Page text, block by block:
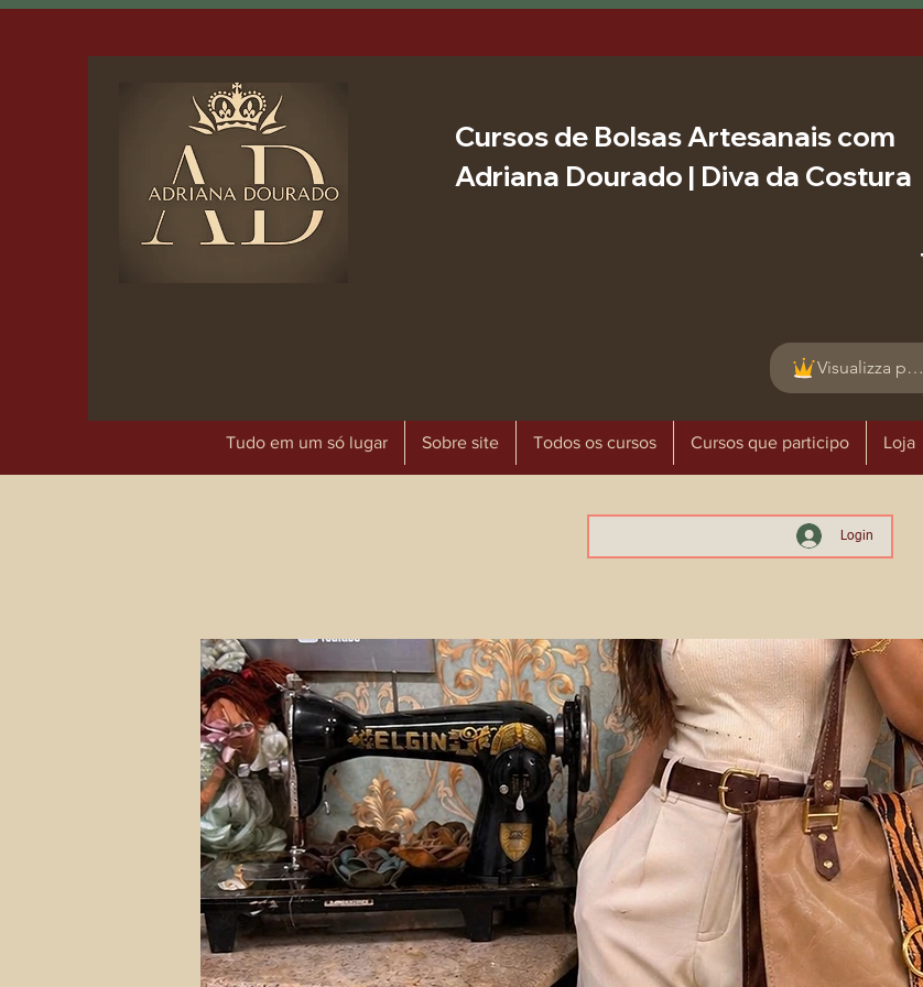
Cursos de Bolsas Artesanais com
Adriana Dourado | Diva da Costura
Visualizza punti
Tudo em um só lugar Sobre site Todos os cursos Cursos que participo Loja
Login